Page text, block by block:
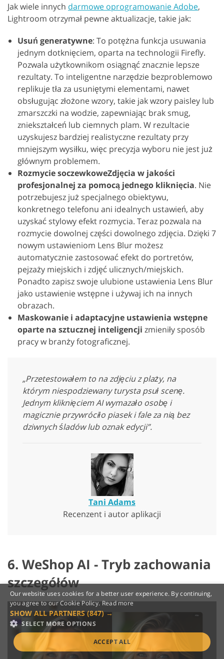
Jak wiele innych darmowe oprogramowanie Adobe,
Lightroom otrzymał pewne aktualizacje, takie jak:
Usuń generatywne: To potężna funkcja usuwania
jednym dotknięciem, oparta na technologii Firefly.
Pozwala użytkownikom osiągnąć znacznie lepsze
rezultaty. To inteligentne narzędzie bezproblemowo
replikuje tła za usuniętymi elementami, nawet
obsługując złożone wzory, takie jak wzory paisley lub
zmarszczki na wodzie, zapewniając brak smug,
zniekształceń lub ciemnych plam. W rezultacie
uzyskujesz bardziej realistyczne rezultaty przy
mniejszym wysiłku, więc precyzja wyboru nie jest już
głównym problemem.
Rozmycie soczewkoweZdjęcia w jakości
profesjonalnej za pomocą jednego kliknięcia. Nie
potrzebujesz już specjalnego obiektywu,
konkretnego telefonu ani idealnych ustawień, aby
uzyskać stylowy efekt rozmycia. Teraz pozwala na
rozmycie dowolnej części dowolnego zdjęcia. Dzięki 7
nowym ustawieniom Lens Blur możesz
automatycznie zastosować efekt do portretów,
pejzaży miejskich i zdjęć ulicznych/miejskich.
Ponadto zapisz swoje ulubione ustawienia Lens Blur
jako ustawienie wstępne i używaj ich na innych
obrazach.
Maskowanie i adaptacyjne ustawienia wstępne
oparte na sztucznej inteligencji zmieniły sposób
pracy w branży fotograficznej.
„Przetestowałem to na zdjęciu z plaży, na
którym niespodziewany turysta psuł scenę.
Jednym kliknięciem AI wymazało osobę i
magicznie przywróciło piasek i fale za nią bez
dziwnych śladów lub oznak edycji”.
Tani Adams
Recenzent i autor aplikacji
6. WeShop AI - Tryb zachowania
szczegółów
Our website uses cookies for a better user experience. By continuing,
you agree to our Cookie Policy.Read more
SHOW ALL PARTNERS(847) →
SELECT MORE OPTIONS
ACCEPT ALL